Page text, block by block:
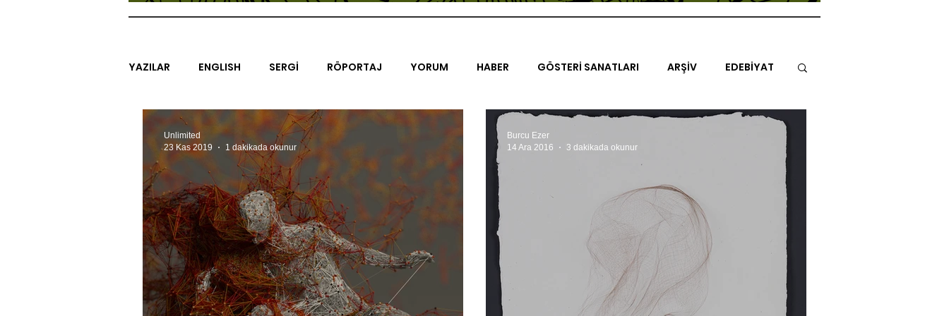
YAZILAR ENGLISH SERGİ RÖPORTAJ YORUM HABER GÖSTERİ SANATLARI ARŞİV EDEBİYAT
SİNEMA ARAŞTIRMA BİENAL TASARIM UNLIMITED KIDS KİTAP MİMARİ MÜZİK
EGZERSİZLER YEL TOZ PORTRELER ON SORULUK SOHBETLER
#GEÇMİŞTEBUGÜN XXY ODAK: RESİM PARIS UNLIMITED AKS-ENDAZ TUHAF AÇI
SINIRSIZ ZİYARETLER
Unlimited
23 Kas 2019
1 dakikada okunur
Burcu Ezer
14 Ara 2016
3 dakikada okunur